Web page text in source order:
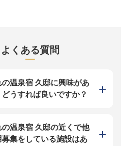
力！】 ■
4日間）
望の相談
当宿は
オープ
スタッフ
豊かさに
たいと考
と一緒
で働ける環境づくりにも注力！／
★年末年始に休館日を設定（4日
間） ☆月1.2万円、家具家電つき個
食、夜食は無料 ★シフト希望の相
談OK ☆温泉入り放題 etc ＼新たな
宿の歴史を作るワクワク感！／ 当
宿は24年8月1日にリニューアルオ
えのもと、働きがいはもちろん、ス
タッフの人生や生活、そして心の豊
かさにもつながるような宿でありた
いと考えています。ぜひ、私たちと
談OK ◎温泉
もと、
フの人生
よくある質問
温泉宿 久邸に興味があ
どうすれば良いですか？
温泉宿 久邸の近くで他
募集をしている施設はあ